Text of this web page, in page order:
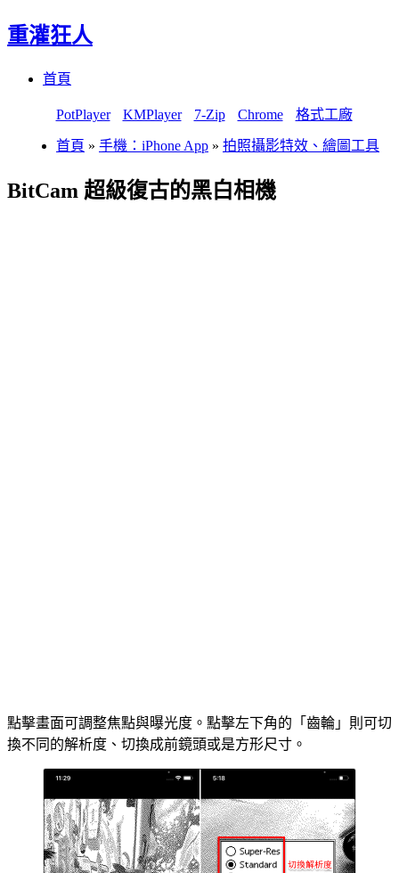
重灌狂人
首頁
PotPlayer KMPlayer 7-Zip Chrome 格式工廠
首頁 » 手機：iPhone App » 拍照攝影特效、繪圖工具
BitCam 超級復古的黑白相機
點擊畫面可調整焦點與曝光度。點擊左下角的「齒輪」則可切
換不同的解析度、切換成前鏡頭或是方形尺寸。